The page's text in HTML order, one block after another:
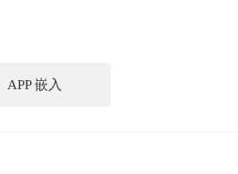
APP 嵌入